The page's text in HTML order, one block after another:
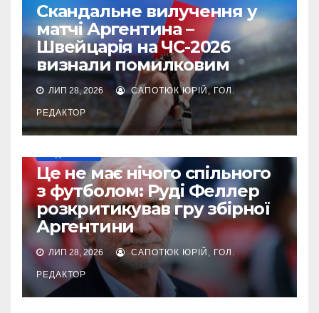
Cкандальне вилучення у
матчі Аргентина –
Швейцарія на ЧС-2026
визнали помилковим
ЛИП 28, 2026 САПОТЮК ЮРІЙ, ГОЛ.
РЕДАКТОР
Це не має нічого спільного
з футболом: Руді Феллер
розкритикував гру збірної
Аргентини
ЛИП 28, 2026 САПОТЮК ЮРІЙ, ГОЛ.
РЕДАКТОР